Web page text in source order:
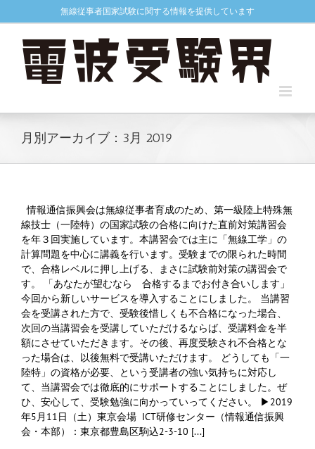
to
無線従事者国家試験に関する情報を提供しています
月別アーカイブ： 3月 2019
情報通信振興会は無線従事者育成のため、第一級陸上特殊無
線技士（一陸特）の国家試験の合格に向けた直前対策講習会
を年３回実施しています。本講習会では主に「無線工学」の
計算問題を中心に講義を行います。受験までの限られた時間
で、合格レベルに押し上げる、まさに試験前対策の講習会で
す。 「あなたが望むなら 合格するまでお付き合いします」
今回から新しいサービスを導入することにしました。 当講習
会を受講された方で、受験後惜しくも不合格になった場合、
次回の当講習会を受講していただけるならば、受講料金を半
額にさせていただきます。その後、再度受験され不合格とな
った場合は、以後無料で受講いただけます。 どうしても「一
陸特」の資格が必要、という受講者の強い気持ちに対応し
て、当講習会では徹底的にサポートすることにしました。ぜ
ひ、安心して、受験勉強に向かっていってください。 ▶︎2019
年5月11日（土）東京会場 ICT研修センター（情報通信振興
会・本部）：東京都豊島区駒込2-3-10 [...]